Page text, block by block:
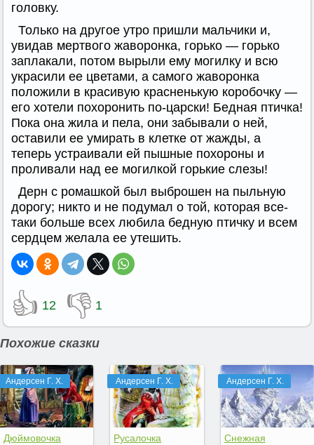
головку.
Только на другое утро пришли мальчики и,
увидав мертвого жаворонка, горько — горько
заплакали, потом вырыли ему могилку и всю
украсили ее цветами, а самого жаворонка
положили в красивую красненькую коробочку —
его хотели похоронить по-царски! Бедная птичка!
Пока она жила и пела, они забывали о ней,
оставили ее умирать в клетке от жажды, а
теперь устраивали ей пышные похороны и
проливали над ее могилкой горькие слезы!
Дерн с ромашкой был выброшен на пыльную
дорогу; никто и не подумал о той, которая все-
таки больше всех любила бедную птичку и всем
сердцем желала ее утешить.
👍 12 👎 1
Похожие сказки
Андерсен Г. Х.
Дюймовочка
Андерсен Г. Х.
Русалочка
Андерсен Г. Х.
Снежная